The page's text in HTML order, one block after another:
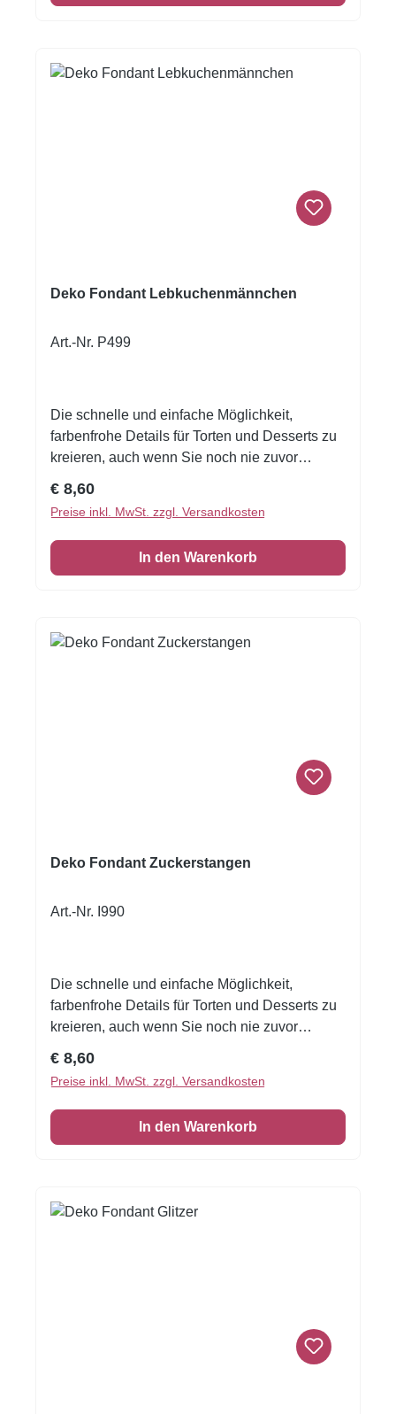
Deko Fondant Lebkuchenmännchen
Art.-Nr. P499
Die schnelle und einfache Möglichkeit,
farbenfrohe Details für Torten und Desserts zu
kreieren, auch wenn Sie noch nie zuvor
schneiden oder stanzen Sie jede beliebige
Form - keine Vorbereitung. Fondantfolie hat
einen leichten, süßen Geschmack.Größe:
Format A4 Quer
Regulärer Preis:
€ 8,60
Preise inkl. MwSt. zzgl. Versandkosten
In den Warenkorb
Deko Fondant Zuckerstangen
Art.-Nr. I990
Die schnelle und einfache Möglichkeit,
farbenfrohe Details für Torten und Desserts zu
kreieren, auch wenn Sie noch nie zuvor
schneiden oder stanzen Sie jede beliebige
Form - keine Vorbereitung. Fondantfolie hat
einen leichten, süßen Geschmack. Auch das
Einschlagen von Keksen oder Kuchen ist
Regulärer Preis:
€ 8,60
Preise inkl. MwSt. zzgl. Versandkosten
In den Warenkorb